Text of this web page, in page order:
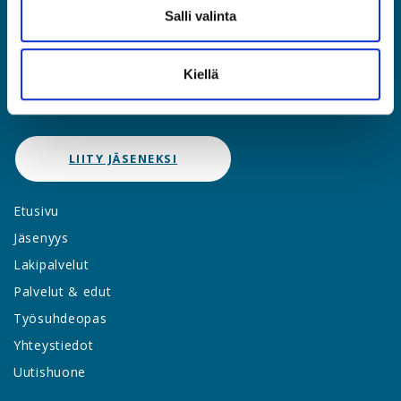
Salli valinta
Kiellä
asia@asia.fi
LIITY JÄSENEKSI
Etusivu
Jäsenyys
Lakipalvelut
Palvelut & edut
Työsuhdeopas
Yhteystiedot
Uutishuone